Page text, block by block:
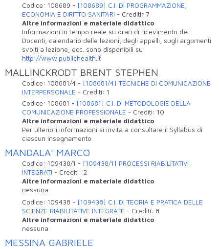
Codice: 108689 - [108689] C.I. DI PROGRAMMAZIONE,
ECONOMIA E DIRITTO SANITARI - Crediti: 7
Altre informazioni e materiale didattico
Informazioni in tempo reale su orari di ricevimento dei
Docenti, calendario delle lezioni, degli appelli, sugli argomenti
svolti a lezione, ecc. sono disponibili su:
http://www.publichealth.it
MALLINCKRODT BRENT STEPHEN
Codice: 108681/4 - [108681/4] TECNICHE DI COMUNICAZIONE
INTERPERSONALE - Crediti: 1
Codice: 108681 - [108681] C.I. DI METODOLOGIE DELLA
COMUNICAZIONE PROFESSIONALE - Crediti: 10
Altre informazioni e materiale didattico
Per ulteriori informazioni si invita a consultare il Syllabus di
ciascun insegnamento
MANDALA' MARCO
Codice: 109438/1 - [109438/1] PROCESSI RIABILITATIVI
INTEGRATI - Crediti: 2
Altre informazioni e materiale didattico
nessuna
Codice: 109438 - [109438] C.I. DI TEORIA E PRATICA DELLE
SCIENZE RIABILITATIVE INTEGRATE - Crediti: 8
Altre informazioni e materiale didattico
nessuna
MESSINA GABRIELE